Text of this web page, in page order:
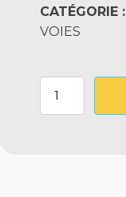
CATÉGORIE :
VOIES
quantité